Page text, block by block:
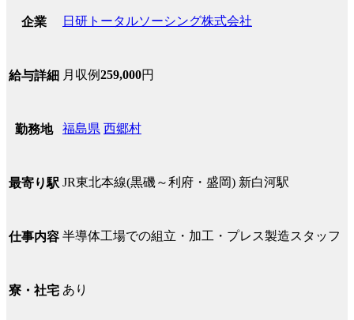
企業 日研トータルソーシング株式会社
給与詳細 月収例259,000円
勤務地 福島県 西郷村
最寄り駅 JR東北本線(黒磯～利府・盛岡) 新白河駅
仕事内容 半導体工場での組立・加工・プレス製造スタッフ
寮・社宅 あり